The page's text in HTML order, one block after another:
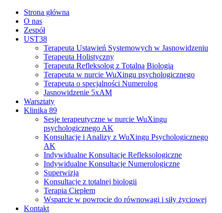
Strona główna
O nas
Zespół
UST38
Terapeuta Ustawień Systemowych w Jasnowidzeniu
Terapeuta Holistyczny
Terapeuta Refleksolog z Totalną Biologią
Terapeuta w nurcie WuXingu psychologicznego
Terapeuta o specjalności Numerolog
Jasnowidzenie 5xAM
Warsztaty
Klinika 89
Sesje terapeutyczne w nurcie WuXingu
psychologicznego AK
Konsultacje i Analizy z WuXingu Psychologicznego
AK
Indywidualne Konsultacje Refleksologiczne
Indywidualne Konsultacje Numerologiczne
Superwizja
Konsultacje z totalnej biologii
Terapia Ciepłem
Wsparcie w powrocie do równowagi i siły życiowej
Kontakt